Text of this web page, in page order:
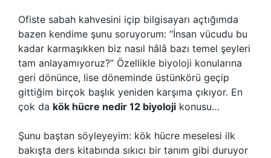
Ofiste sabah kahvesini içip bilgisayarı açtığımda
bazen kendime şunu soruyorum: “İnsan vücudu bu
kadar karmaşıkken biz nasıl hâlâ bazı temel şeyleri
tam anlayamıyoruz?” Özellikle biyoloji konularına
geri dönünce, lise döneminde üstünkörü geçip
gittiğim birçok başlık yeniden karşıma çıkıyor. En
çok da kök hücre nedir 12 biyoloji konusu…
Şunu baştan söyleyeyim: kök hücre meselesi ilk
bakışta ders kitabında sıkıcı bir tanım gibi duruyor